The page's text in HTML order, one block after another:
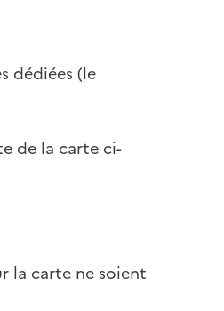
dédiées (le
de la carte ci-
la carte ne soient